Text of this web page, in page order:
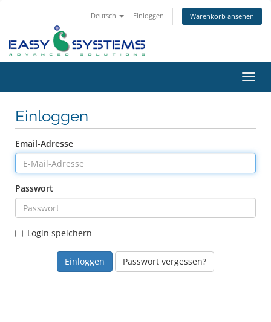
Deutsch Einloggen Warenkorb ansehen
ein-/
Einloggen
Email-Adresse
Passwort
Login speichern
Passwort vergessen?